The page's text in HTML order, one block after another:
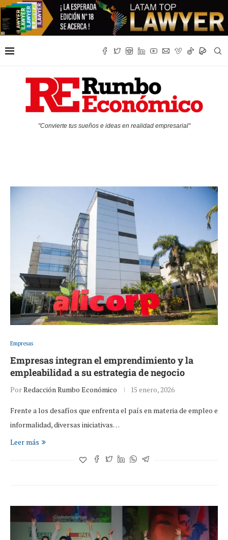
"Convierte tus sueños e ideas en realidad empresarial"
Empresas
Empresas integran el emprendimiento y la
empleabilidad a su estrategia de negocio
PorRedacción Rumbo Económico 15 enero, 2026
Frente a los desafíos que enfrenta el país en materia de empleo e
informalidad, diversas iniciativas…
Leer más